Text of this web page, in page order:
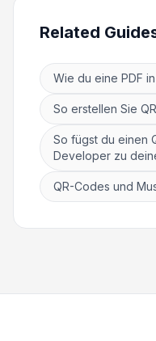
Related
Wie du eine PDF
So erstellen Sie
So fügst du einen
Developer zu
QR-Codes und